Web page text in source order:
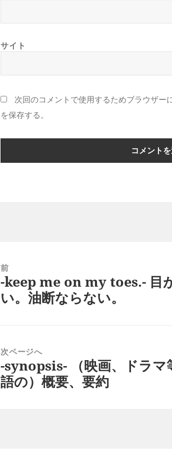
サイト
次回のコメントで使用するためブラウザー
を保存する。
前
前
の
-keep me on my toes.- 目
い。油断ならない。
次ページへ
次
の
-synopsis- （映画、ドラマ
語の）概要、要約